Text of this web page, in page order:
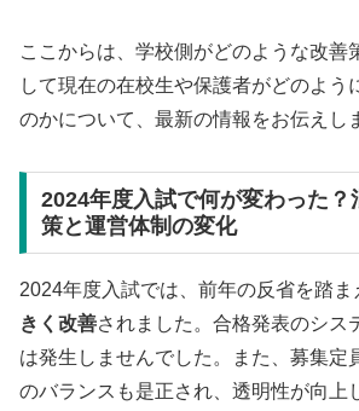
ここからは、学校側がどのような改善
して現在の在校生や保護者がどのよう
のかについて、最新の情報をお伝えし
2024年度入試で何が変わった？
策と運営体制の変化
2024年度入試では、前年の反省を踏ま
きく改善されました。合格発表のシス
は発生しませんでした。また、募集定
のバランスも是正され、透明性が向上